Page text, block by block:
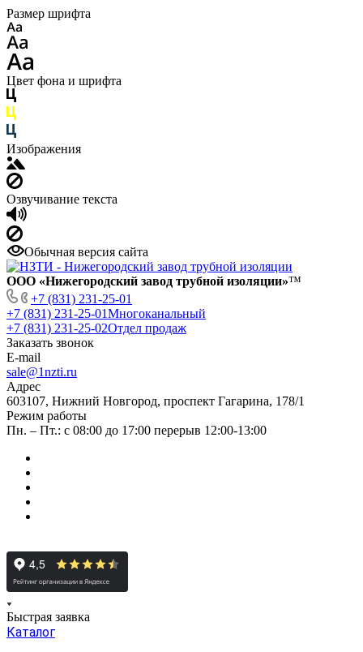
Размер шрифта
Цвет фона и шрифта
Изображения
Озвучивание текста
Обычная версия сайта
ООО «Нижегородский завод трубной изоляции»™
+7 (831) 231-25-01
+7 (831) 231-25-01Многоканальный
+7 (831) 231-25-02Отдел продаж
Заказать звонок
E-mail
sale@1nzti.ru
Адрес
603107, Нижний Новгород, проспект Гагарина, 178/1
Режим работы
Пн. – Пт.: с 08:00 до 17:00 перерыв 12:00-13:00
Быстрая заявка
Каталог